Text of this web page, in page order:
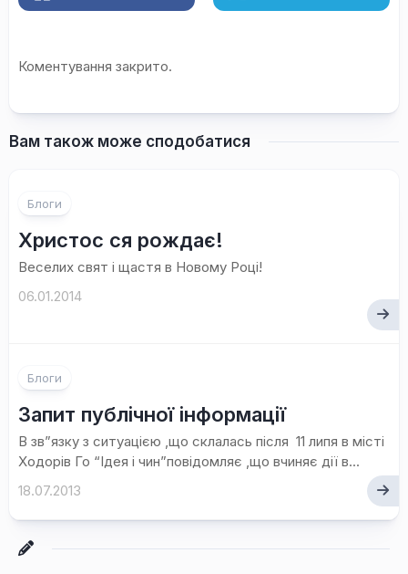
Коментування закрито.
Вам також може сподобатися
Блоги
Христос ся рождає!
Веселих свят і щастя в Новому Році!
06.01.2014
Блоги
Запит публічної інформації
В зв”язку з ситуацією ,що склалась після 11 липя в місті
Ходорів Го “Ідея і чин”повідомляє ,що вчиняє дії в...
18.07.2013